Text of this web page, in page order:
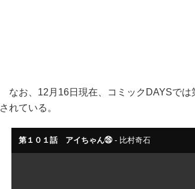
なお、12月16日現在、コミックDAYSでは
されている。